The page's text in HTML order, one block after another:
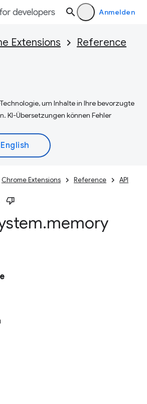
Anmelden
Extensions
Reference
um Inhalte in Ihre bevorzugte
KI-Übersetzungen können Fehler
Chrome Extensions Reference API
.memory